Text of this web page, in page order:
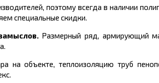
поэтому всегда в наличии
специальные скидки.
Размерный ряд, армирующий
на объекте, теплоизоляцию труб